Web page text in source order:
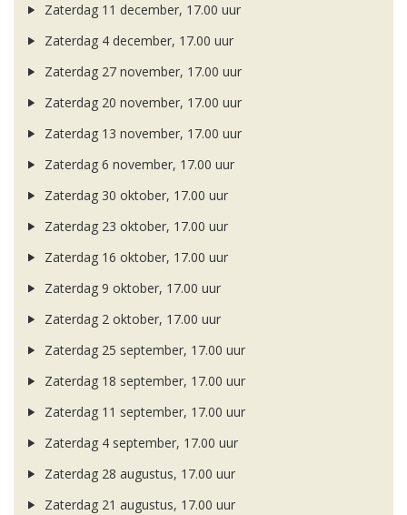
Zaterdag 11 december, 17.00 uur
Zaterdag 4 december, 17.00 uur
Zaterdag 27 november, 17.00 uur
Zaterdag 20 november, 17.00 uur
Zaterdag 13 november, 17.00 uur
Zaterdag 6 november, 17.00 uur
Zaterdag 30 oktober, 17.00 uur
Zaterdag 23 oktober, 17.00 uur
Zaterdag 16 oktober, 17.00 uur
Zaterdag 9 oktober, 17.00 uur
Zaterdag 2 oktober, 17.00 uur
Zaterdag 25 september, 17.00 uur
Zaterdag 18 september, 17.00 uur
Zaterdag 11 september, 17.00 uur
Zaterdag 4 september, 17.00 uur
Zaterdag 28 augustus, 17.00 uur
Zaterdag 21 augustus, 17.00 uur